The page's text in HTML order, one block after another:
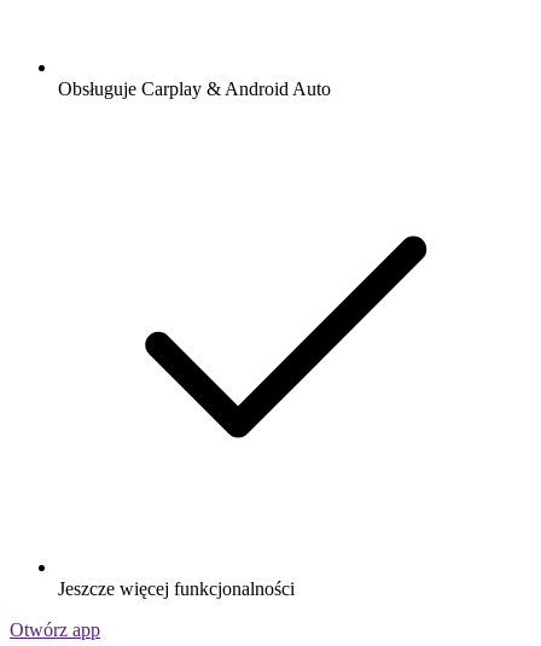
Obsługuje Carplay & Android Auto
Jeszcze więcej funkcjonalności
Otwórz app